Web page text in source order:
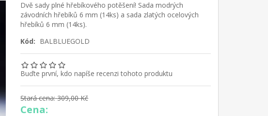
Dvě sady plné hřebíkového potěšení! Sada modrých
závodních hřebíků 6 mm (14ks) a sada zlatých ocelových
hřebíků 6 mm (14ks).
Kód: BALBLUEGOLD
Buďte první, kdo napíše recenzi tohoto produktu
Stará cena: 309,00 Kč
Cena: